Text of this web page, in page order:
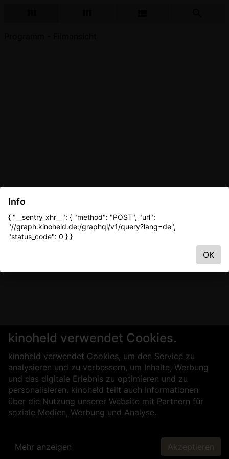
kinoheld verwendet Cookies.
kinoheld verwendet Cookies, um den Service zu
analysieren und zu verbessern, um Inhalte, Werbung
und das digitale Erlebnis zu optimieren und zu
personalisieren. kinoheld teilt auch Informationen
über die Nutzung unserer Website mit Partnern für
soziale Medien, Werbung und Analyse.
Mehr anzeigen Akzeptieren
Info
{ "__sentry_xhr__": { "method": "POST", "url":
"//graph.kinoheld.de:/graphql/v1/query?lang=de",
"status_code": 0 } }
OK